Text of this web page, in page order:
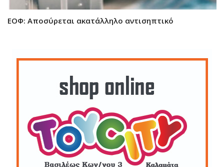
ΕΟΦ: Αποσύρεται ακατάλληλο αντισηπτικό